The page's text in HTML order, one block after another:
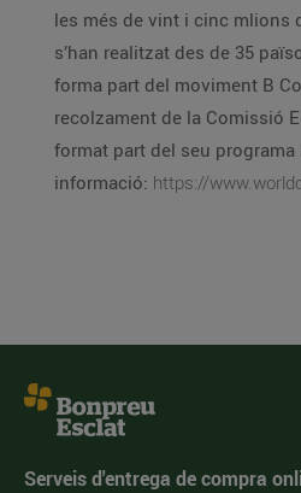
les més de vint i cinc mlions de donacions que
s’han realitzat des de 35 països diferents.
forma part del moviment B
recolzament de la Comissió
format part del seu programa Horizon 2020. Més
informació: https://
Serveis d'entrega de compra